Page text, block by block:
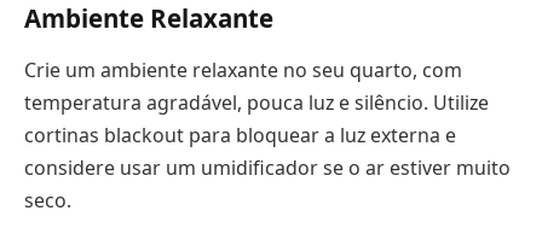
Ambiente Relaxante
Crie um ambiente relaxante no seu quarto, com
temperatura agradável, pouca luz e silêncio. Utilize
cortinas blackout para bloquear a luz externa e
considere usar um umidificador se o ar estiver muito
seco.